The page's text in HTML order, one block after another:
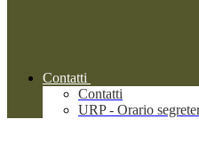
Contatti
Contatti
URP - Orario